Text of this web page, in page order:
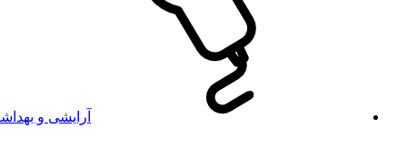
آرایشی و